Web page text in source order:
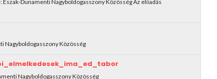
Észak-Dunamenti Nagyboldogasszony Közösség Az előadás
Nagyboldogasszony Közösség
Nagyboldogasszony Közösség